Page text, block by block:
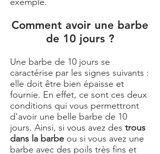
Comment avoir une barbe
de 10 jours ?
Une barbe de 10 jours se
caractérise par les signes suivants :
elle doit être bien épaisse et
fournie. En effet, ce sont ces deux
conditions qui vous permettront
d'avoir une belle barbe de 10
jours. Ainsi, si vous avez des trous
dans la barbe ou si vous avez une
barbe avec des poils très fins et